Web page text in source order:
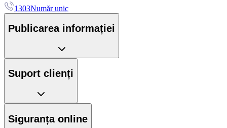
1303Număr unic
Publicarea informației
Suport clienți
Siguranța online